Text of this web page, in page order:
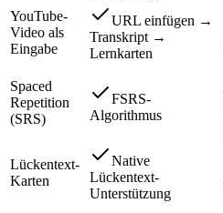
YouTube-
Video als
Eingabe
URL einfügen →
Transkript →
Lernkarten
Spaced
Repetition
(SRS)
FSRS-
Algorithmus
Lückentext-
Karten
Native
Lückentext-
Unterstützung